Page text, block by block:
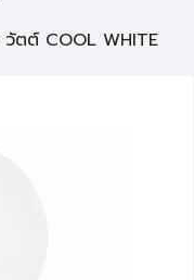
วัตต์ COOL WHITE